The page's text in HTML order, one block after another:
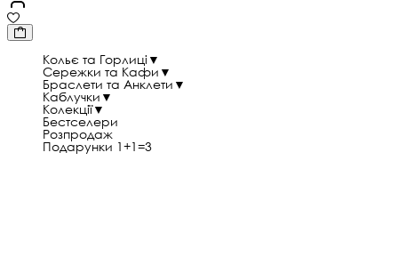
Кольє та Горлиці ▼
Сережки та Кафи ▼
Браслети та Анклети ▼
Каблучки ▼
Колекції▼
Бестселери
Розпродаж
Подарунки 1+1=3